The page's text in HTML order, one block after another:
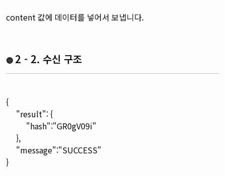
content 값에 데이터를 넣어서 보냅니다.
🔵 2 - 2. 수신 구조
{
"result": {
"hash":"GR0gV09i"
},
"message":"SUCCESS"
}